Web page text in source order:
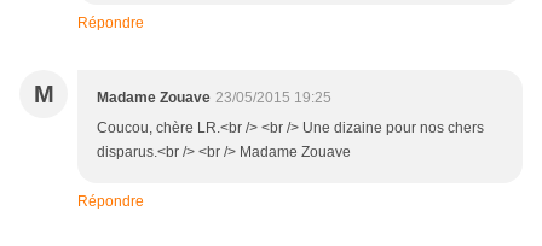
Répondre
M Madame Zouave 23/05/2015 19:25
Coucou, chère LR.<br /> <br /> Une dizaine pour nos chers
disparus.<br /> <br /> Madame Zouave
Répondre